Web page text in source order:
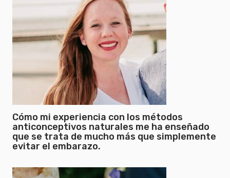
Cómo mi experiencia con los métodos
anticonceptivos naturales me ha enseñado
que se trata de mucho más que simplemente
evitar el embarazo.